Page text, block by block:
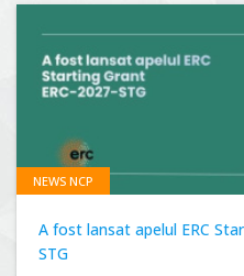
NEWS NCP
A fost lansat apelul ERC
STG